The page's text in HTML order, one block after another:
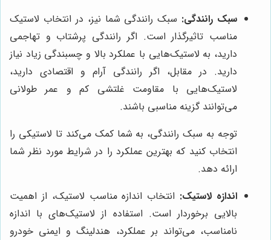
سبک رانندگی: سبک رانندگی شما نیز، در انتخاب لاستیک
مناسب تاثیرگذار است. اگر رانندگی پرشتاب و تهاجمی
دارید، به لاستیک‌هایی با عملکرد بالا و چسبندگی زیاد نیاز
دارید. در مقابل، اگر رانندگی آرام و اقتصادی دارید،
لاستیک‌هایی با مقاومت غلتشی کم و عمر طولانی
می‌توانند گزینه مناسبی باشند.
توجه به سبک رانندگی، به شما کمک می‌کند تا لاستیکی را
انتخاب کنید که بهترین عملکرد را در شرایط مورد نظر شما
ارائه دهد.
اندازه لاستیک: انتخاب اندازه مناسب لاستیک، از اهمیت
بالایی برخوردار است. استفاده از لاستیک‌های با اندازه
نامناسب، می‌تواند بر عملکرد، هندلینگ و ایمنی خودرو